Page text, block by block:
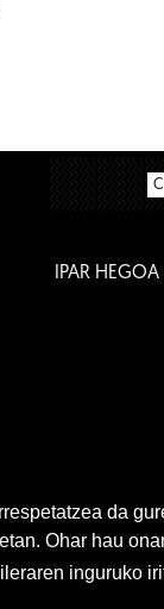
IPAR HEGOA
da
Ohar hau
inguruko